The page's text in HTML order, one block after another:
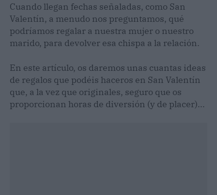
Cuando llegan fechas señaladas, como San
Valentín, a menudo nos preguntamos, qué
podríamos regalar a nuestra mujer o nuestro
marido, para devolver esa chispa a la relación.
En este artículo, os daremos unas cuantas ideas
de regalos que podéis haceros en San Valentín
que, a la vez que originales, seguro que os
proporcionan horas de diversión (y de placer)...